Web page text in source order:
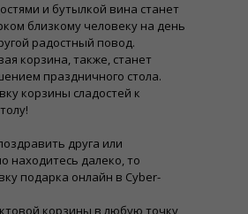
и бутылкой вина станет
близкому человеку на день
радостный повод.
корзина, также, станет
праздничного стола.
корзины сладостей к
друга или
находитесь далеко, то
подарка онлайн в Cyber-